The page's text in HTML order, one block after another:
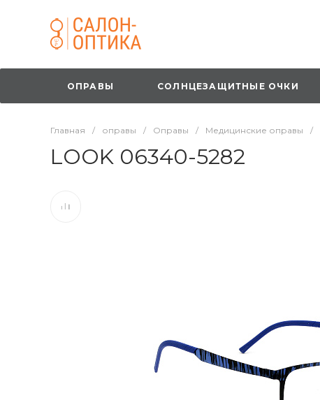
ОПРАВЫ СОЛНЦЕЗАЩИТНЫЕ ОЧКИ
Главная / оправы / Оправы / Медицинские оправы /
LOOK 06340-5282